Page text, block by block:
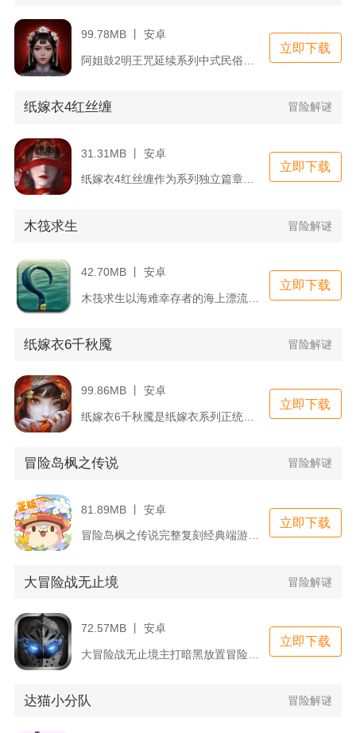
99.78MB 丨 安卓
立即下载
纸嫁衣4红丝缠 冒险解谜
31.31MB 丨 安卓
纸嫁衣4红丝缠作为系列独立篇章，脱离奘铃村旧剧情，故事发生在...
立即下载
木筏求生 冒险解谜
42.70MB 丨 安卓
木筏求生以海难幸存者的海上漂流为核心内容，玩家开局只有一小块...
立即下载
纸嫁衣6千秋魇 冒险解谜
99.86MB 丨 安卓
纸嫁衣6千秋魇是纸嫁衣系列正统第六部中式民俗解谜手游，剧情承...
立即下载
冒险岛枫之传说 冒险解谜
81.89MB 丨 安卓
冒险岛枫之传说完整复刻经典端游像素场景、原声BGM与经典怪物...
立即下载
大冒险战无止境 冒险解谜
72.57MB 丨 安卓
立即下载
达猫小分队 冒险解谜